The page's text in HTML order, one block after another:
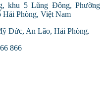
khu 5 Lũng Đông, Phường
Phòng, Việt Nam
Đức, An Lão, Hải Phòng.
866